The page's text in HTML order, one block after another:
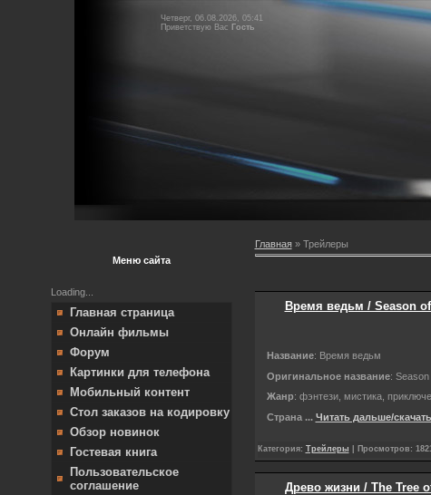
Четверг, 06.08.2026, 05:41
Приветствую Вас Гость
Меню сайта
Loading...
Главная страница
Онлайн фильмы
Форум
Картинки для телефона
Мобильный контент
Стол заказов на кодировку
Обзор новинок
Гостевая книга
Пользовательское
соглашение
Главная» Трейлеры
Время ведьм / Season of
Название: Время ведьм
Оригинальное название: Season
Жанр: фэнтези, мистика,
Страна ... Читать дальше/
Категория: Трейлеры | Просмотров:
Древо жизни / The Tree